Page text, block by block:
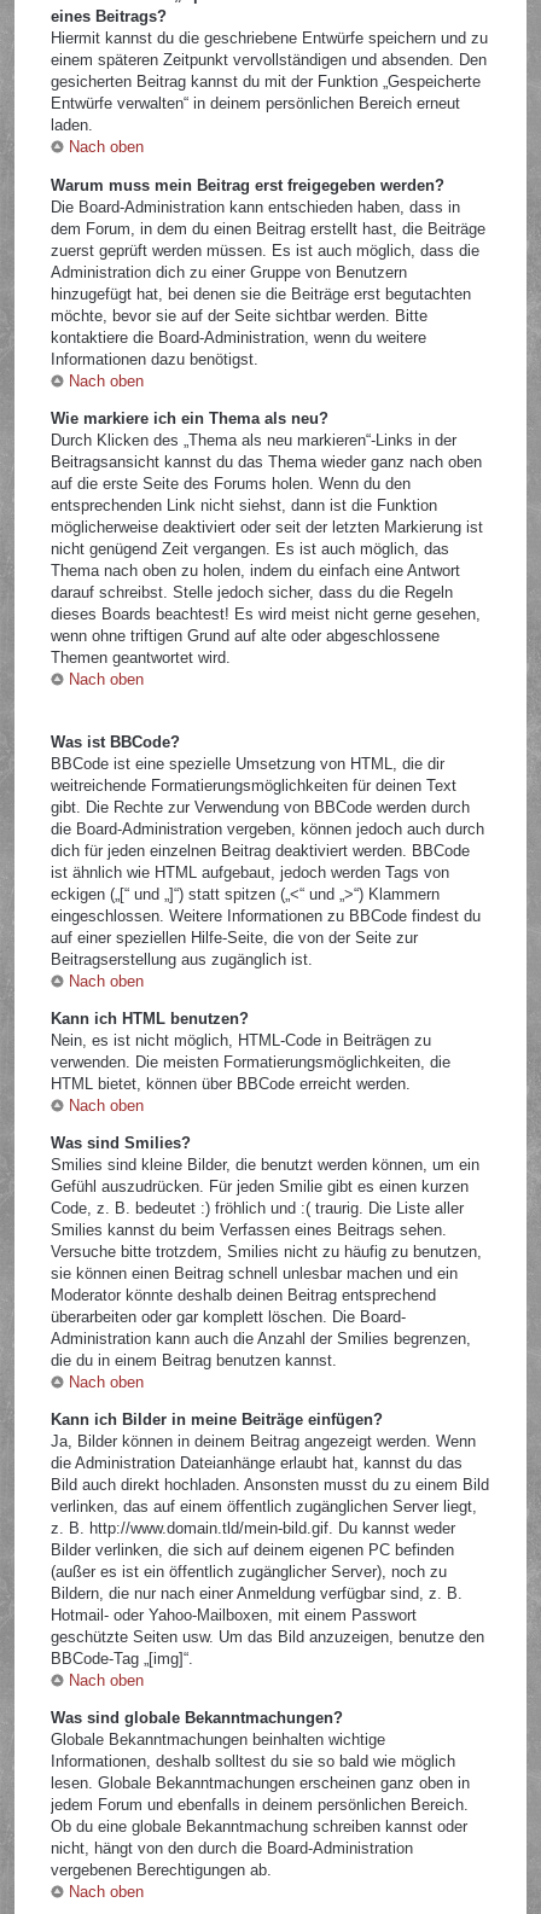
eines Beitrags?
Hiermit kannst du die geschriebene Entwürfe speichern und zu
einem späteren Zeitpunkt vervollständigen und absenden. Den
gesicherten Beitrag kannst du mit der Funktion „Gespeicherte
Entwürfe verwalten“ in deinem persönlichen Bereich erneut
laden.
Nach oben
Warum muss mein Beitrag erst freigegeben werden?
Die Board-Administration kann entschieden haben, dass in
dem Forum, in dem du einen Beitrag erstellt hast, die Beiträge
zuerst geprüft werden müssen. Es ist auch möglich, dass die
Administration dich zu einer Gruppe von Benutzern
hinzugefügt hat, bei denen sie die Beiträge erst begutachten
möchte, bevor sie auf der Seite sichtbar werden. Bitte
kontaktiere die Board-Administration, wenn du weitere
Informationen dazu benötigst.
Nach oben
Wie markiere ich ein Thema als neu?
Durch Klicken des „Thema als neu markieren“-Links in der
Beitragsansicht kannst du das Thema wieder ganz nach oben
auf die erste Seite des Forums holen. Wenn du den
entsprechenden Link nicht siehst, dann ist die Funktion
möglicherweise deaktiviert oder seit der letzten Markierung ist
nicht genügend Zeit vergangen. Es ist auch möglich, das
Thema nach oben zu holen, indem du einfach eine Antwort
darauf schreibst. Stelle jedoch sicher, dass du die Regeln
dieses Boards beachtest! Es wird meist nicht gerne gesehen,
wenn ohne triftigen Grund auf alte oder abgeschlossene
Themen geantwortet wird.
Nach oben
Was ist BBCode?
BBCode ist eine spezielle Umsetzung von HTML, die dir
weitreichende Formatierungsmöglichkeiten für deinen Text
gibt. Die Rechte zur Verwendung von BBCode werden durch
die Board-Administration vergeben, können jedoch auch durch
dich für jeden einzelnen Beitrag deaktiviert werden. BBCode
ist ähnlich wie HTML aufgebaut, jedoch werden Tags von
eckigen („[“ und „]“) statt spitzen („<“ und „>“) Klammern
eingeschlossen. Weitere Informationen zu BBCode findest du
auf einer speziellen Hilfe-Seite, die von der Seite zur
Beitragserstellung aus zugänglich ist.
Nach oben
Kann ich HTML benutzen?
Nein, es ist nicht möglich, HTML-Code in Beiträgen zu
verwenden. Die meisten Formatierungsmöglichkeiten, die
HTML bietet, können über BBCode erreicht werden.
Nach oben
Was sind Smilies?
Smilies sind kleine Bilder, die benutzt werden können, um ein
Gefühl auszudrücken. Für jeden Smilie gibt es einen kurzen
Code, z. B. bedeutet :) fröhlich und :( traurig. Die Liste aller
Smilies kannst du beim Verfassen eines Beitrags sehen.
Versuche bitte trotzdem, Smilies nicht zu häufig zu benutzen,
sie können einen Beitrag schnell unlesbar machen und ein
Moderator könnte deshalb deinen Beitrag entsprechend
überarbeiten oder gar komplett löschen. Die Board-
Administration kann auch die Anzahl der Smilies begrenzen,
die du in einem Beitrag benutzen kannst.
Nach oben
Kann ich Bilder in meine Beiträge einfügen?
Ja, Bilder können in deinem Beitrag angezeigt werden. Wenn
die Administration Dateianhänge erlaubt hat, kannst du das
Bild auch direkt hochladen. Ansonsten musst du zu einem Bild
verlinken, das auf einem öffentlich zugänglichen Server liegt,
z. B. http://www.domain.tld/mein-bild.gif. Du kannst weder
Bilder verlinken, die sich auf deinem eigenen PC befinden
(außer es ist ein öffentlich zugänglicher Server), noch zu
Bildern, die nur nach einer Anmeldung verfügbar sind, z. B.
Hotmail- oder Yahoo-Mailboxen, mit einem Passwort
geschützte Seiten usw. Um das Bild anzuzeigen, benutze den
BBCode-Tag „[img]“.
Nach oben
Was sind globale Bekanntmachungen?
Globale Bekanntmachungen beinhalten wichtige
Informationen, deshalb solltest du sie so bald wie möglich
lesen. Globale Bekanntmachungen erscheinen ganz oben in
jedem Forum und ebenfalls in deinem persönlichen Bereich.
Ob du eine globale Bekanntmachung schreiben kannst oder
nicht, hängt von den durch die Board-Administration
vergebenen Berechtigungen ab.
Nach oben